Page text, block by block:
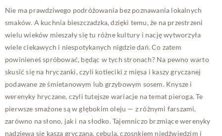
Nie ma prawdziwego podróżowania bez poznawania lokalnych
smaków. A kuchnia bieszczadzka, dzięki temu, że na przestrzeni
wielu wieków mieszały się tu różne kultury i nację wytworzyła
wiele ciekawych i niespotykanych nigdzie dań. Co zatem
powinieneś spróbować, będąc w tych stronach? Na pewno warto
skusić się na hryczanki, czyli kotleciki z mięsa i kaszy gryczanej
podawane ze śmietanowym lub grzybowym sosem. Knysze i
werenyky hryczane, czyli tutejsze wariacje na temat pieroga. Te
pierwsze smażone są w głębokim oleju — z różnymi farszami,
zarówno na słono, jak i na słodko. Tajemniczo brzmiące werenyky
nadziewa się kaszą gryczaną, cebulą, czosnkiem niedźwiedzim i